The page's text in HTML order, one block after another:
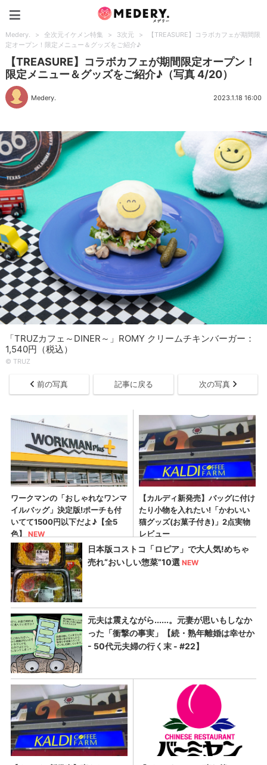
Medery. > 全次元イケメン特集 > 3次元 >
【TREASURE】コラボカフェが期間限
定オープン！限定メニュー＆グッズをご紹介♪
【TREASURE】コラボカフェが期間限定オープン！
限定メニュー＆グッズをご紹介♪（写真 4/20）
Medery. 2023.1.18 16:00
「TRUZカフェ～DINER～」ROMY クリームチキンバーガー：
1,540円（税込）
© TRUZ
前の写真 記事に戻る 次の写真